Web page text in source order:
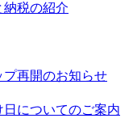
納税の紹介
再開のお知らせ
日についてのご案内